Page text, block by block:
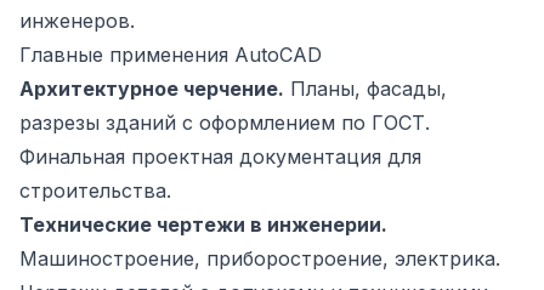
инженеров.
Главные применения AutoCAD
Архитектурное черчение. Планы, фасады,
разрезы зданий с оформлением по ГОСТ.
Финальная проектная документация для
строительства.
Технические чертежи в инженерии.
Машиностроение, приборостроение, электрика.